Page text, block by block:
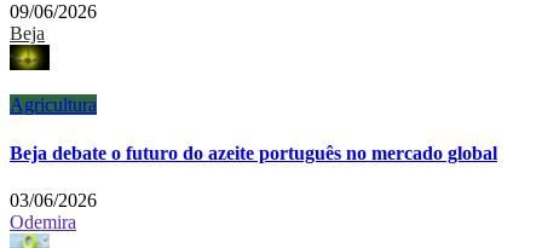
09/06/2026
Beja
Agricultura
Beja debate o futuro do azeite português no mercado global
03/06/2026
Odemira